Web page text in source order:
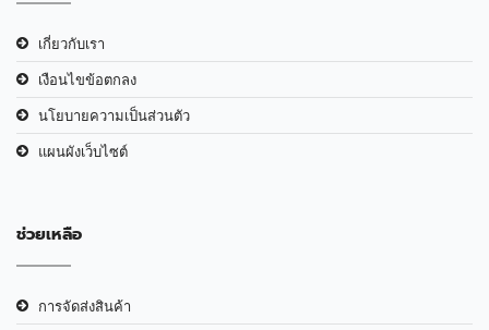
เกี่ยวกับเรา
เงือนไขข้อตกลง
นโยบายความเป็นส่วนตัว
แผนผังเว็บไซต์
ช่วยเหลือ
การจัดส่งสินค้า